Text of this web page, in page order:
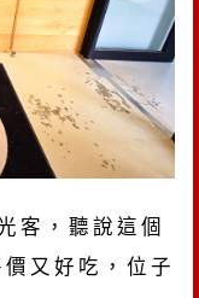
客，聽說這個
又好吃，位子